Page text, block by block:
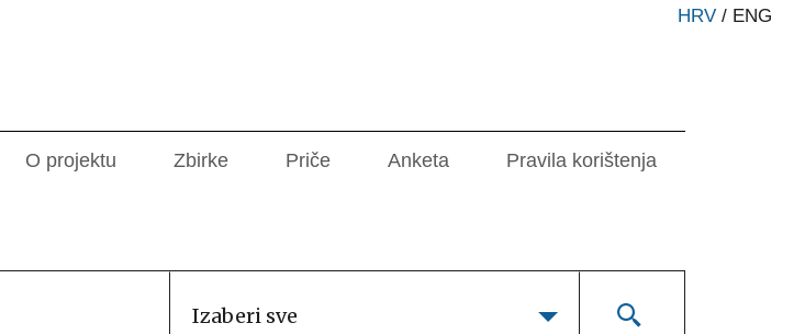
HRV / ENG
O projektu Zbirke Priče Anketa Pravila korištenja
Izaberi sve